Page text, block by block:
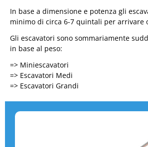
In base a dimensione e potenza gli
minimo di circa 6-7 quintali per arrivare
Gli escavatori sono sommariamente
in base al peso:
=> Miniescavatori
=> Escavatori Medi
=> Escavatori Grandi